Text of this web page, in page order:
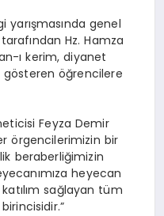
yarışmasında genel
Hz. Hamza
ı kerim, diyanet
gösteren öğrencilere
Feyza Demir
örgencilerimizin bir
beraberliğimizin
heyecan
sağlayan tüm